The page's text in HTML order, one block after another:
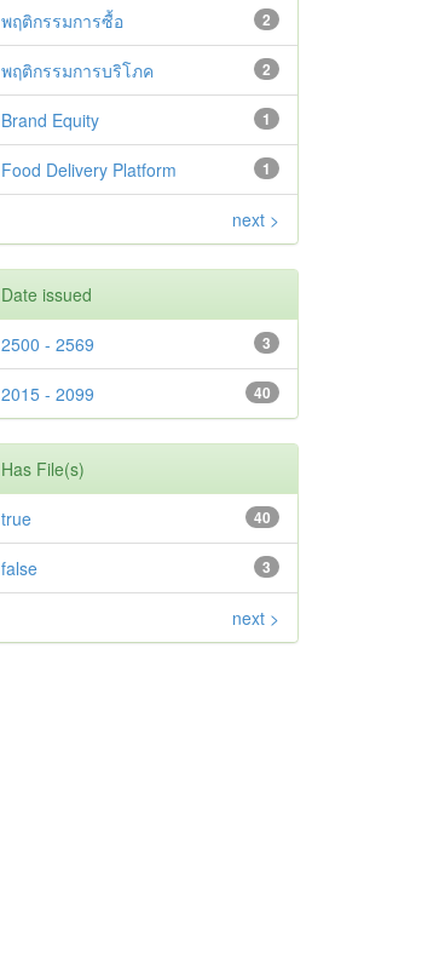
2
พฤติกรรมการซื้อ
2
พฤติกรรมการบริโภค
1
Brand Equity
1
Food Delivery Platform
next >
Date issued
3
2500 - 2569
40
2015 - 2099
Has File(s)
40
true
3
false
next >